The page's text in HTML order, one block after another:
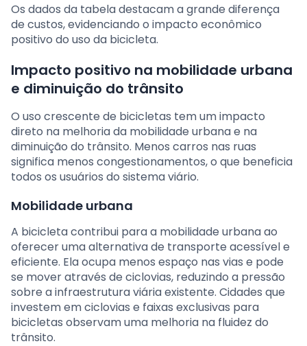
Os dados da tabela destacam a grande diferença
de custos, evidenciando o impacto econômico
positivo do uso da bicicleta.
Impacto positivo na mobilidade urbana
e diminuição do trânsito
O uso crescente de bicicletas tem um impacto
direto na melhoria da mobilidade urbana e na
diminuição do trânsito. Menos carros nas ruas
significa menos congestionamentos, o que beneficia
todos os usuários do sistema viário.
Mobilidade urbana
A bicicleta contribui para a mobilidade urbana ao
oferecer uma alternativa de transporte acessível e
eficiente. Ela ocupa menos espaço nas vias e pode
se mover através de ciclovias, reduzindo a pressão
sobre a infraestrutura viária existente. Cidades que
investem em ciclovias e faixas exclusivas para
bicicletas observam uma melhoria na fluidez do
trânsito.